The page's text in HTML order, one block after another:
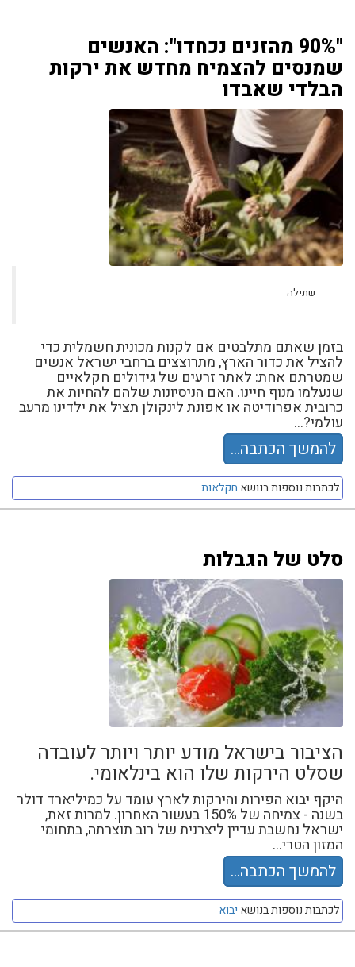
"90% מהזנים נכחדו": האנשים
שמנסים להצמיח מחדש את ירקות
הבלדי שאבדו
שתילה
בזמן שאתם מתלבטים אם לקנות מכונית חשמלית כדי
להציל את כדור הארץ, מתרוצצים ברחבי ישראל אנשים
שמטרתם אחת: לאתר זרעים של גידולים חקלאיים
שנעלמו מנוף חיינו. האם הניסיונות שלהם להחיות את
כרובית אפרודיטה או אפונת לינקולן תציל את ילדינו מרעב
עולמי?...
להמשך הכתבה...
לכתבות נוספות בנושא חקלאות
סלט של הגבלות
הציבור בישראל מודע יותר ויותר לעובדה
שסלט הירקות שלו הוא בינלאומי.
היקף יבוא הפירות והירקות לארץ עומד על כמיליארד דולר
בשנה - צמיחה של 150% בעשור האחרון. למרות זאת,
ישראל נחשבת עדיין ליצרנית של רוב תוצרתה, בתחומי
המזון הטרי...
להמשך הכתבה...
לכתבות נוספות בנושא יבוא